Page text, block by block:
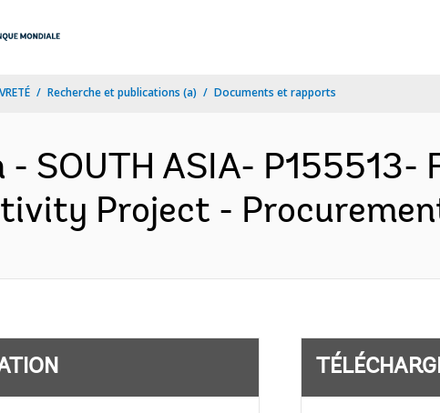
Recherche et publications (a) Documents et rapports
- SOUTH ASIA-
Project -